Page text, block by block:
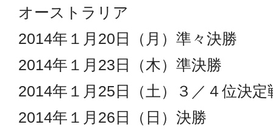
オーストラリア
2014年１月20日（月）準々決勝
2014年１月23日（木）準決勝
2014年１月25日（土）３／４位決定
2014年１月26日（日）決勝